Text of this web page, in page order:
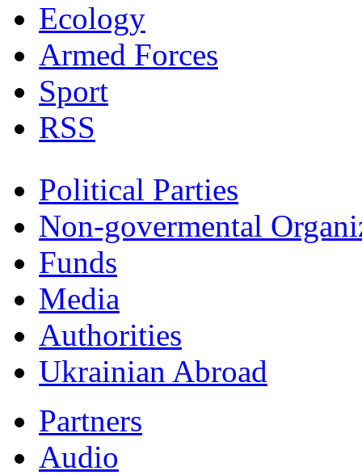
Ecology
Armed Forces
Sport
RSS
Political Parties
Non-govermental
Funds
Мedia
Authorities
Ukrainian Abroad
Partners
Audio